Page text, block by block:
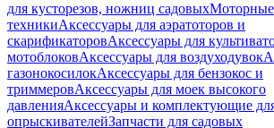
для кусторезов, ножниц садовыхМоторные
техникиАксессуары для аэратоторов и
скарификаторовАксессуары для
мотоблоковАксессуары для воздуходувок
газонокосилокАксессуары для бензокос и
триммеровАксессуары для моек высокого
давленияАксессуары и комплектующие
опрыскивателейЗапчасти для садовых